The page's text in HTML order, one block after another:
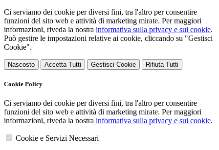
Ci serviamo dei cookie per diversi fini, tra l'altro per consentire
funzioni del sito web e attività di marketing mirate. Per maggiori
informazioni, riveda la nostra informativa sulla privacy e sui cookie.
Può gestire le impostazioni relative ai cookie, cliccando su "Gestisci
Cookie".
Nascosto Accetta Tutti Gestisci Cookie Rifiuta Tutti
Cookie Policy
Ci serviamo dei cookie per diversi fini, tra l'altro per consentire
funzioni del sito web e attività di marketing mirate. Per maggiori
informazioni, riveda la nostra informativa sulla privacy e sui cookie.
Cookie e Servizi Necessari